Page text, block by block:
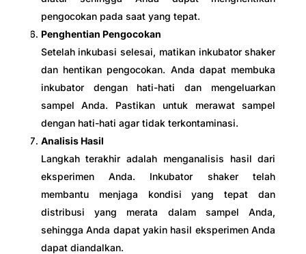
pengocokan pada saat yang tepat.
Penghentian Pengocokan
Setelah inkubasi selesai, matikan inkubator shaker
dan hentikan pengocokan. Anda dapat membuka
inkubator dengan hati-hati dan mengeluarkan
sampel Anda. Pastikan untuk merawat sampel
dengan hati-hati agar tidak terkontaminasi.
Analisis Hasil
Langkah terakhir adalah menganalisis hasil dari
eksperimen Anda. Inkubator shaker telah
membantu menjaga kondisi yang tepat dan
distribusi yang merata dalam sampel Anda,
sehingga Anda dapat yakin hasil eksperimen Anda
dapat diandalkan.